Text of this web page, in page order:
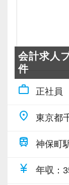
会計求人
件
work_outline 正社員
place 東京都
train 神保町
currency_yen 年収 ：